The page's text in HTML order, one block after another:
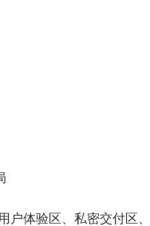
户体验区、私密交付区